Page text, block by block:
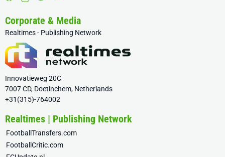
Corporate & Media
Realtimes - Publishing Network
Innovatieweg 20C
7007 CD, Doetinchem, Netherlands
+31(315)-764002
Realtimes | Publishing Network
FootballTransfers.com
FootballCritic.com